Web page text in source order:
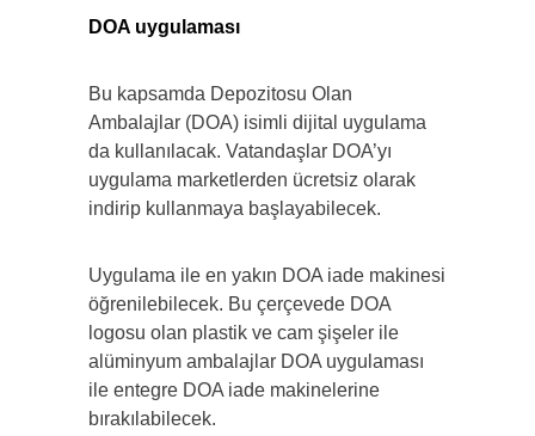
DOA uygulaması
Bu kapsamda Depozitosu Olan
Ambalajlar (DOA) isimli dijital uygulama
da kullanılacak. Vatandaşlar DOA’yı
uygulama marketlerden ücretsiz olarak
indirip kullanmaya başlayabilecek.
Uygulama ile en yakın DOA iade makinesi
öğrenilebilecek. Bu çerçevede DOA
logosu olan plastik ve cam şişeler ile
alüminyum ambalajlar DOA uygulaması
ile entegre DOA iade makinelerine
bırakılabilecek.